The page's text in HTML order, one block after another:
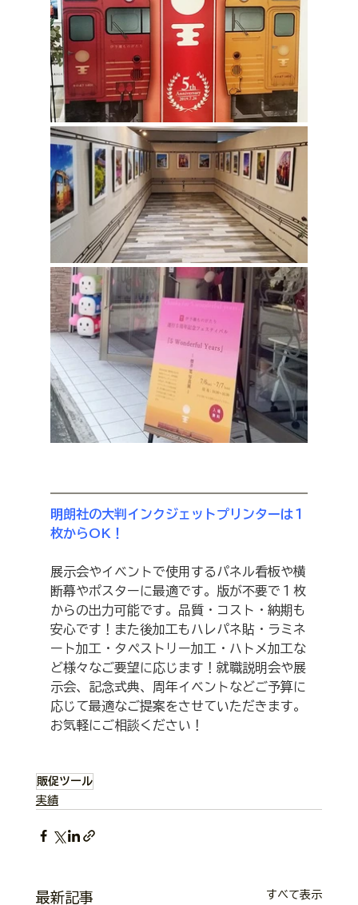
明朗社の大判インクジェットプリンターは１
枚からOK！
展示会やイベントで使用するパネル看板や横
断幕やポスターに最適です。版が不要で１枚
からの出力可能です。品質・コスト・納期も
安心です！また後加工もハレパネ貼・ラミネ
ート加工・タペストリー加工・ハトメ加工な
ど様々なご要望に応じます！就職説明会や展
示会、記念式典、周年イベントなどご予算に
応じて最適なご提案をさせていただきます。
お気軽にご相談ください！
販促ツール
実績
最新記事 すべて表示